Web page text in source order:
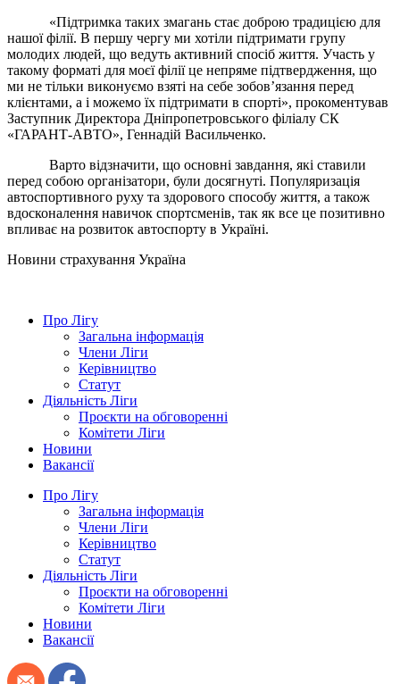
«Підтримка таких змагань стає доброю традицією для
нашої філії. В першу чергу ми хотіли підтримати групу
молодих людей, що ведуть активний спосіб життя. Участь у
такому форматі для моєї філії це непряме підтвердження, що
ми не тільки виконуємо взяті на себе зобов’язання перед
клієнтами, а і можемо їх підтримати в спорті», прокоментував
Заступник Директора Дніпропетровського філіалу СК
«ГАРАНТ-АВТО», Геннадій Васильченко.
Варто відзначити, що основні завдання, які ставили
перед собою організатори, були досягнуті. Популяризація
автоспортивного руху та здорового способу життя, а також
вдосконалення навичок спортсменів, так як все це позитивно
впливає на розвиток автоспорту в Україні.
Новини страхування Україна
Про Лігу
Загальна інформація
Члени Ліги
Керівництво
Статут
Діяльність Ліги
Проєкти на обговоренні
Комітети Ліги
Новини
Вакансії
Про Лігу
Загальна інформація
Члени Ліги
Керівництво
Статут
Діяльність Ліги
Проєкти на обговоренні
Комітети Ліги
Новини
Вакансії